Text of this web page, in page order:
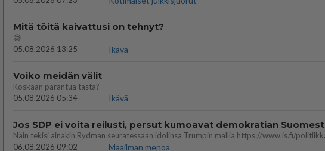
Mitä töitä kaivattusi on tehnyt?
😅
05.08.2026 13:25
Ikävä
Voiko meidän välit
Koskaan parantua tästä?
05.08.2026 05:34
Ikävä
Jos SDP ei voita reilusti, persut kumoavat demokratian
06.08.2026 09:02
Maailman menoa